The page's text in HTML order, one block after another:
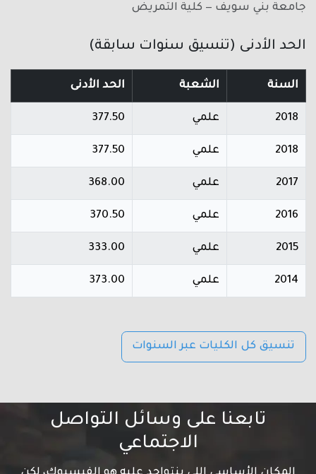
جامعة بني سويف — كلية التمريض
الحد الأدنى (تنسيق سنوات سابقة)
السنة الشعبة الحد الأدنى
2018 علمي 377.50
2018 علمي 377.50
2017 علمي 368.00
2016 علمي 370.50
2015 علمي 333.00
2014 علمي 373.00
تنسيق كل الكليات عبر السنوات
تابعنا على وسائل التواصل
الاجتماعي